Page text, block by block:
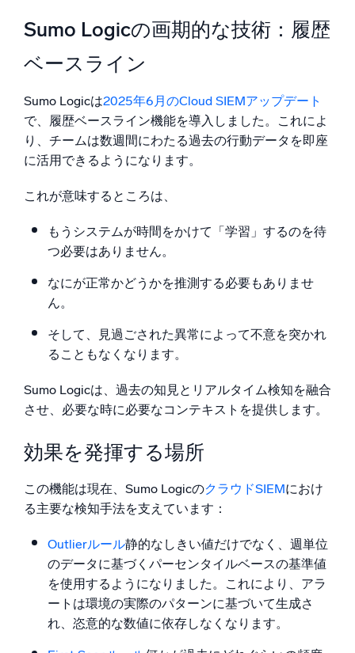
Sumo Logicの画期的な技術：履歴
ベースライン
Sumo Logicは2025年6月のCloud SIEMアップデート
で、履歴ベースライン機能を導入しました。これによ
り、チームは数週間にわたる過去の行動データを即座
に活用できるようになります。
これが意味するところは、
もうシステムが時間をかけて「学習」するのを待
つ必要はありません。
なにが正常かどうかを推測する必要もありませ
ん。
そして、見過ごされた異常によって不意を突かれ
ることもなくなります。
Sumo Logicは、過去の知見とリアルタイム検知を融合
させ、必要な時に必要なコンテキストを提供します。
効果を発揮する場所
この機能は現在、Sumo LogicのクラウドSIEMにおけ
る主要な検知手法を支えています：
Outlierルール静的なしきい値だけでなく、週単位
のデータに基づくパーセンタイルベースの基準値
を使用するようになりました。これにより、アラ
ートは環境の実際のパターンに基づいて生成さ
れ、恣意的な数値に依存しなくなります。